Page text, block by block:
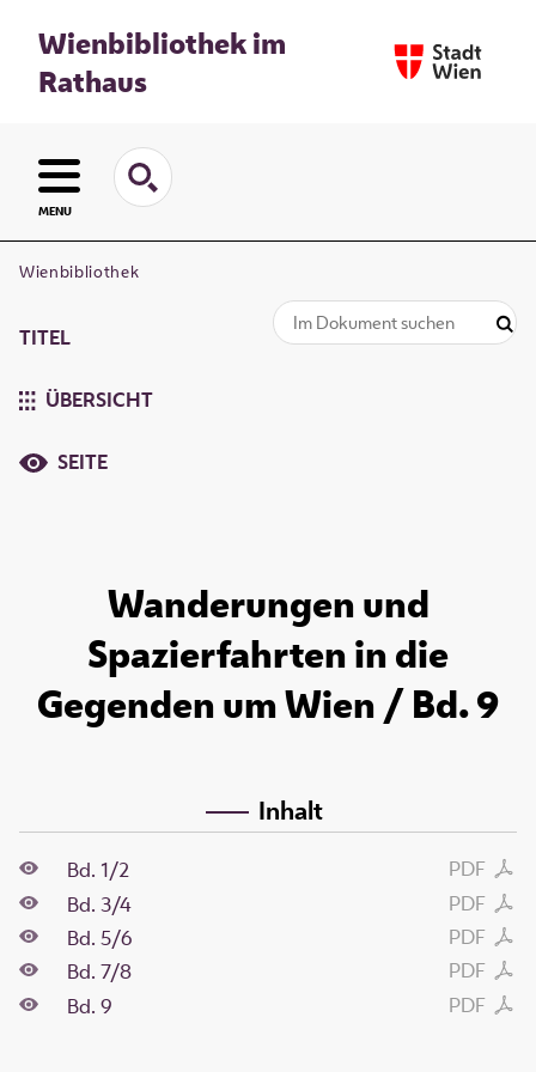
Wienbibliothek im
Rathaus
MENU
Wienbibliothek
TITEL
ÜBERSICHT
SEITE
Wanderungen und
Spazierfahrten in die
Gegenden um Wien / Bd. 9
Inhalt
PDF
Bd. 1/2
PDF
Bd. 3/4
PDF
Bd. 5/6
PDF
Bd. 7/8
PDF
Bd. 9